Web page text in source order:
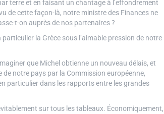
terre et en faisant un chantage à l’effondrement
de cette façon-là, notre ministre des Finances ne
t-on auprès de nos partenaires ?
la Grèce sous l’aimable pression de notre
que Michel obtienne un nouveau délais, et
notre pays par la Commission européenne,
particulier dans les rapports entre les grandes
sur tous les tableaux. Économiquement,